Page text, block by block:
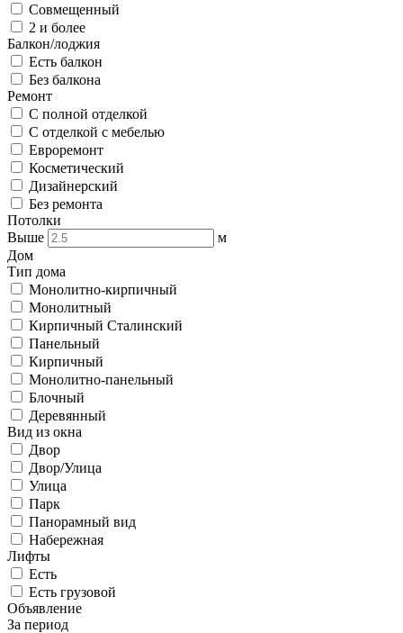
Совмещенный
2 и более
Балкон/лоджия
Есть балкон
Без балкона
Ремонт
С полной отделкой
С отделкой с мебелью
Евроремонт
Косметический
Дизайнерский
Без ремонта
Потолки
Выше
м
Дом
Тип дома
Монолитно-кирпичный
Монолитный
Кирпичный Сталинский
Панельный
Кирпичный
Монолитно-панельный
Блочный
Деревянный
Вид из окна
Двор
Двор/Улица
Улица
Парк
Панорамный вид
Набережная
Лифты
Есть
Есть грузовой
Объявление
За период